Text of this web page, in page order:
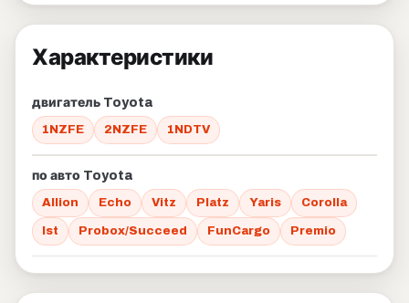
Характеристики
двигатель Toyota
1NZFE 2NZFE 1NDTV
по авто Toyota
Allion Echo Vitz Platz Yaris Corolla
Ist Probox/Succeed FunCargo Premio